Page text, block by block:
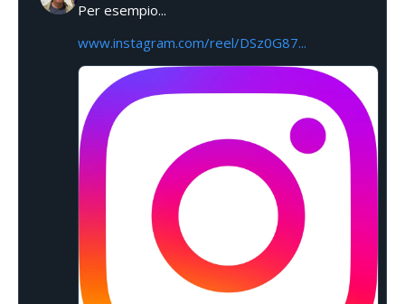
Per esempio...
www.instagram.com/reel/DSz0G87...